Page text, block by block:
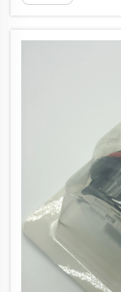
prosent av
utstyr som...